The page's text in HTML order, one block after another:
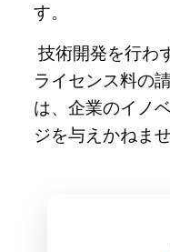
す。
技術開発を行わ
ライセンス料の
は、企業のイノ
ジを与えかねませ